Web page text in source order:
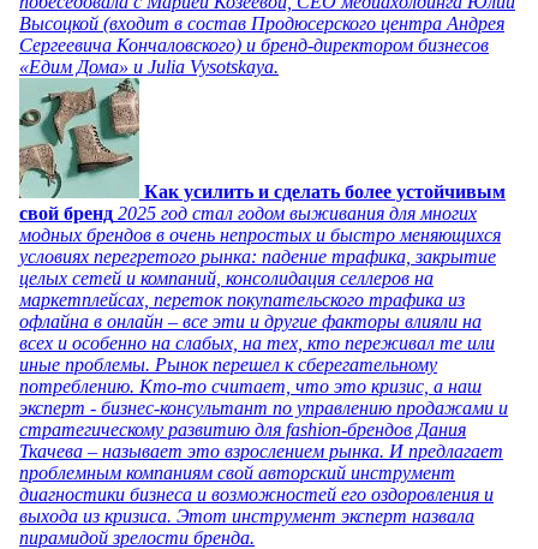
Высоцкой (входит в состав Продюсерского центра Андрея
Сергеевича Кончаловского) и бренд-директором бизнесов
«Едим Дома» и Julia Vysotskaya.
Как усилить и сделать более устойчивым
свой бренд 2025 год стал годом выживания для многих
модных брендов в очень непростых и быстро меняющихся
условиях перегретого рынка: падение трафика, закрытие
целых сетей и компаний, консолидация селлеров на
маркетплейсах, переток покупательского трафика из
офлайна в онлайн – все эти и другие факторы влияли на
всех и особенно на слабых, на тех, кто переживал те или
иные проблемы. Рынок перешел к сберегательному
потреблению. Кто-то считает, что это кризис, а наш
эксперт - бизнес-консультант по управлению продажами и
стратегическому развитию для fashion-брендов Дания
Ткачева – называет это взрослением рынка. И предлагает
проблемным компаниям свой авторский инструмент
диагностики бизнеса и возможностей его оздоровления и
выхода из кризиса. Этот инструмент эксперт назвала
пирамидой зрелости бренда.